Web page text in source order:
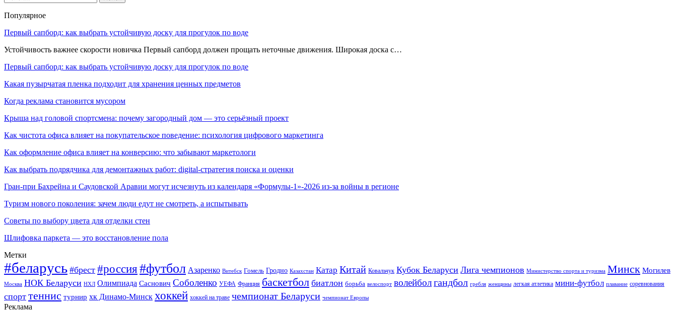
Популярное
Первый сапборд: как выбрать устойчивую доску для прогулок по воде
Устойчивость важнее скорости новичка Первый сапборд должен прощать неточные движения. Широкая доска с…
Первый сапборд: как выбрать устойчивую доску для прогулок по воде
Какая пузырчатая пленка подходит для хранения ценных предметов
Когда реклама становится мусором
Крыша над головой спортсмена: почему загородный дом — это серьёзный проект
Как чистота офиса влияет на покупательское поведение: психология цифрового маркетинга
Как оформление офиса влияет на конверсию: что забывают маркетологи
Как выбрать подрядчика для демонтажных работ: digital-стратегия поиска и оценки
Гран-при Бахрейна и Саудовской Аравии могут исчезнуть из календаря «Формулы-1»-2026 из-за войны в регионе
Туризм нового поколения: зачем люди едут не смотреть, а испытывать
Советы по выбору цвета для отделки стен
Шлифовка паркета — это восстановление пола
Метки
#беларусь #брест #россия#футбол Азаренко Витебск Гомель Гродно Казахстан Катар Китай Ковальчук Кубок Беларуси Лига чемпионов Министерство спорта и туризма Минск Могилев
Москва НОК Беларуси НХЛ Олимпиада Саснович Соболенко УЕФА Франция баскетбол биатлон борьба велоспорт волейболгандбол гребля женщины легкая атлетика мини-футбол плавание соревнования
спорт теннис турнир хк Динамо-Минск хоккей хоккей на траве чемпионат Беларуси чемпионат Европы
Реклама